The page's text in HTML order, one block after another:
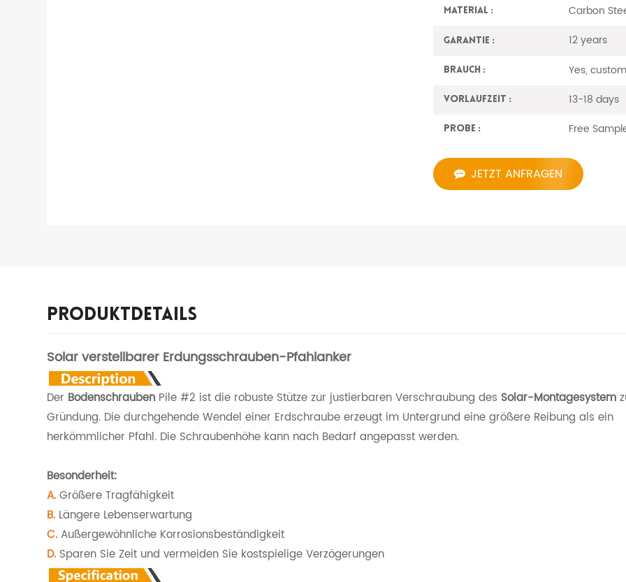
Material : Carbon
Garantie : 12 years
Brauch : Yes,
Vorlaufzeit : 13-18 days
Probe : Free
JETZT ANFRAGEN
Produktdetails
Solar verstellbarer Erdungsschrauben-Pfahlanker
Der Bodenschrauben Pile #2 ist die robuste Stütze zur justierbaren Verschraubung des Solar-Montagesystem
Gründung. Die durchgehende Wendel einer Erdschraube erzeugt im Untergrund eine größere Reibung als ein
herkömmlicher Pfahl. Die Schraubenhöhe kann nach Bedarf angepasst werden.
Besonderheit:
A.Größere Tragfähigkeit
B.Längere Lebenserwartung
C.Außergewöhnliche Korrosionsbeständigkeit
D. Sparen Sie Zeit und vermeiden Sie kostspielige Verzögerungen